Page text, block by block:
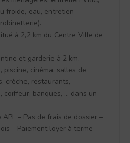
froide, eau, entretien
à 2,2 km du Centre Ville de
et garderie à 2 km.
piscine, cinéma, salles de
crèche, restaurants,
coiffeur, banques, … dans un
– Pas de frais de dossier –
– Paiement loyer à terme